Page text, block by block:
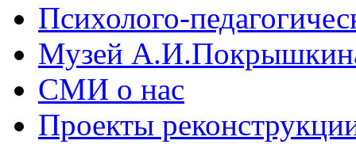
Психолого-
Музей
СМИ о нас
Проекты